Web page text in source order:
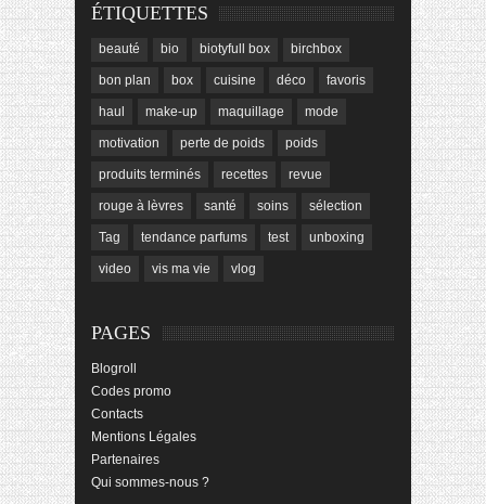
ÉTIQUETTES
beauté bio biotyfull box birchbox
bon plan box cuisine déco favoris
haul make-up maquillage mode
motivation perte de poids poids
produits terminés recettes revue
rouge à lèvres santé soins sélection
Tag tendance parfums test unboxing
video vis ma vie vlog
PAGES
Blogroll
Codes promo
Contacts
Mentions Légales
Partenaires
Qui sommes-nous ?